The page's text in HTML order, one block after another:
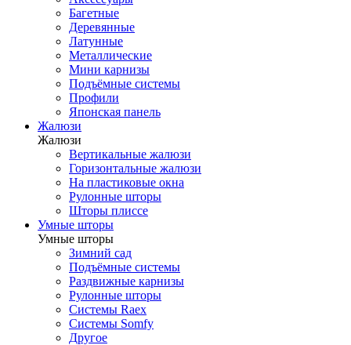
Багетные
Деревянные
Латунные
Металлические
Мини карнизы
Подъёмные системы
Профили
Японская панель
Жалюзи
Жалюзи
Вертикальные жалюзи
Горизонтальные жалюзи
На пластиковые окна
Рулонные шторы
Шторы плиссе
Умные шторы
Умные шторы
Зимний сад
Подъёмные системы
Раздвижные карнизы
Рулонные шторы
Системы Raex
Системы Somfy
Другое